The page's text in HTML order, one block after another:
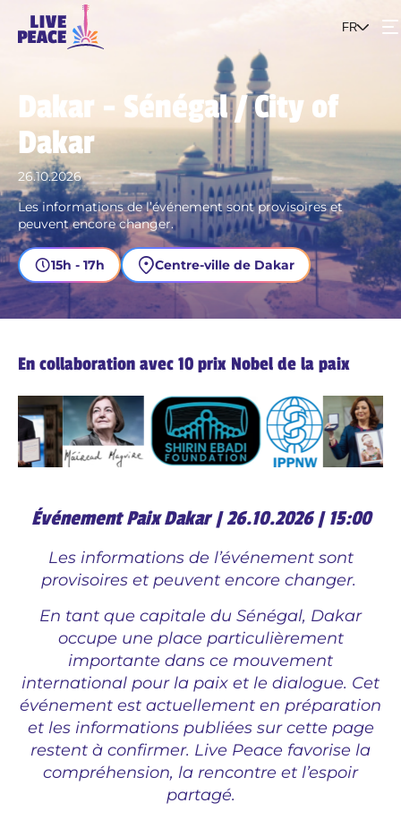
Le projet
Rejoins le mouvement
FR
Dakar - Sénégal / City of
Dakar
26.10.2026
Les informations de l’événement sont provisoires et
peuvent encore changer.
15h - 17h Centre-ville de Dakar
En collaboration avec 10 prix Nobel de la paix
Événement Paix Dakar | 26.10.2026 | 15:00
Les informations de l’événement sont
provisoires et peuvent encore changer.
En tant que capitale du Sénégal, Dakar
occupe une place particulièrement
importante dans ce mouvement
international pour la paix et le dialogue. Cet
événement est actuellement en préparation
et les informations publiées sur cette page
restent à confirmer. Live Peace favorise la
compréhension, la rencontre et l’espoir
partagé.